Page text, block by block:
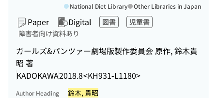
Paper Digital 図書
児童書
障害者向け資料あり
ガールズ&パンツァー劇場版製作委員会 原作, 鈴木貴
昭 著
KADOKAWA2018.8<KH931-L1180>
National Diet Library Other Libraries in Japan
Author Heading 鈴木, 貴昭